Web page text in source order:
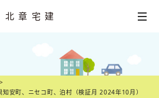
北章宅建
安町、ニセコ町、泊村（検証月 2024年10月）